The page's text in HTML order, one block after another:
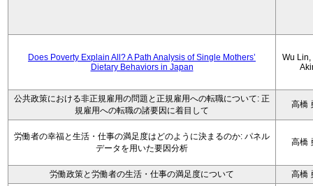
Does Poverty Explain All? A Path Analysis of Single Mothers’
Dietary Behaviors in Japan
Wu Lin,
公共政策における非正規雇用の問題と正規雇用への転職について: 正
規雇用への転職の諸要因に着目して
高橋
労働者の幸福と生活・仕事の満足度はどのように決まるのか: パネル
データを用いた要因分析
高橋
労働政策と労働者の生活・仕事の満足度について 高橋